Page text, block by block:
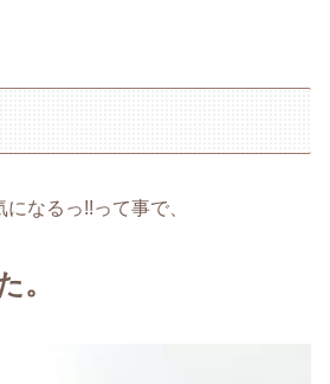
なるっ!!って事で、
。